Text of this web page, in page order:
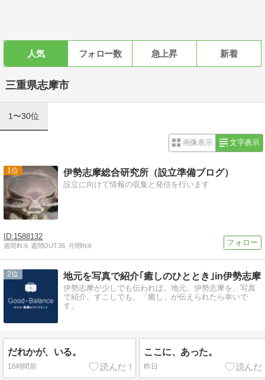
人気 フォロー数 急上昇 新着
三重県志摩市
1〜30位
画像表示 文字表示
1 伊勢志摩総合研究所（設立準備ブログ）
設立に向けて情報の収集と発信を行います
1588132
週間IN:6 週間OUT:36 月間IN:6
2 地元を写真で紹介｢癒しのひととき｣in伊勢志摩
伊勢志摩が少しでも伝われば。地元、伊勢志摩を、写真
で紹介。すこしでも、「癒し」が伝えられたら幸いで
す。
だれかが、いる。
16時間前
ここに、あった。
昨日